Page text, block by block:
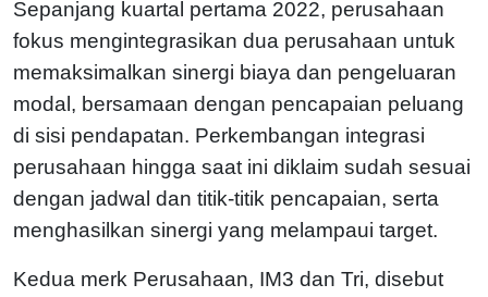
Sepanjang kuartal pertama 2022, perusahaan
fokus mengintegrasikan dua perusahaan untuk
memaksimalkan sinergi biaya dan pengeluaran
modal, bersamaan dengan pencapaian peluang
di sisi pendapatan. Perkembangan integrasi
perusahaan hingga saat ini diklaim sudah sesuai
dengan jadwal dan titik-titik pencapaian, serta
menghasilkan sinergi yang melampaui target.
Kedua merk Perusahaan, IM3 dan Tri, disebut